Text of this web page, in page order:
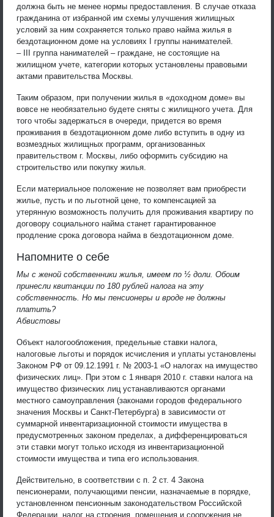
должна быть не менее нормы предоставления. В случае отказа
гражданина от избранной им схемы улучшения жилищных
условий за ним сохраняется только право найма жилья в
бездотационном доме на условиях I группы нанимателей.
– III группа нанимателей – граждане, не состоящие на
жилищном учете, категории которых установлены правовыми
актами правительства Москвы.
Таким образом, при получении жилья в «доходном доме» вы
вовсе не необязательно будете сняты с жилищного учета. Для
того чтобы задержаться в очереди, придется во время
проживания в бездотационном доме либо вступить в одну из
возмездных жилищных программ, организованных
правительством г. Москвы, либо оформить субсидию на
строительство или покупку жилья.
Если материальное положение не позволяет вам приобрести
жилье, пусть и по льготной цене, то компенсацией за
утерянную возможность получить для проживания квартиру по
договору социального найма станет гарантированное
продление срока договора найма в бездотационном доме.
Напомните о себе
Мы с женой собственники жилья, имеем по ½ доли. Обоим
принесли квитанции по 180 рублей налога на эту
собственность. Но мы пенсионеры и вроде не должны
платить?
Абвистовы
Объект налогообложения, предельные ставки налога,
налоговые льготы и порядок исчисления и уплаты установлены
Законом РФ от 09.12.1991 г. № 2003-1 «О налогах на имущество
физических лиц». При этом с 1 января 2010 г. ставки налога на
имущество физических лиц устанавливаются органами
местного самоуправления (законами городов федерального
значения Москвы и Санкт-Петербурга) в зависимости от
суммарной инвентаризационной стоимости имущества в
предусмотренных законом пределах, а дифференцироваться
эти ставки могут только исходя из инвентаризационной
стоимости имущества и типа его использования.
Действительно, в соответствии с п. 2 ст. 4 Закона
пенсионерами, получающими пенсии, назначаемые в порядке,
установленном пенсионным законодательством Российской
Федерации, налог на строения, помещения и сооружения не